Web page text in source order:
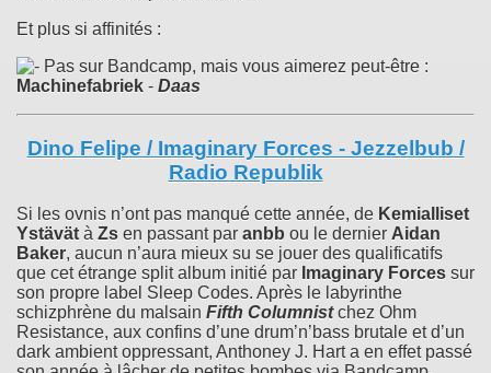
Et plus si affinités :
Pas sur Bandcamp, mais vous aimerez peut-être :
Machinefabriek - Daas
Dino Felipe / Imaginary Forces - Jezzelbub /
Radio Republik
Si les ovnis n’ont pas manqué cette année, de Kemialliset
Ystävät à Zs en passant par anbb ou le dernier Aidan
Baker, aucun n’aura mieux su se jouer des qualificatifs
que cet étrange split album initié par Imaginary Forces sur
son propre label Sleep Codes. Après le labyrinthe
schizphrène du malsain Fifth Columnist chez Ohm
Resistance, aux confins d’une drum’n’bass brutale et d’un
dark ambient oppressant, Anthoney J. Hart a en effet passé